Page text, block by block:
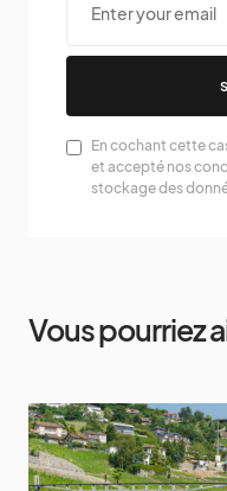
En cochant cette
et accepté nos
stockage des
Vous pourriez